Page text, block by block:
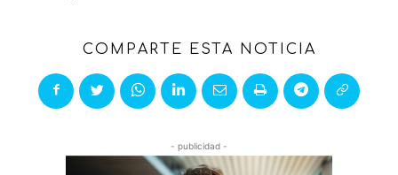
COMPARTE ESTA NOTICIA
- publicidad -